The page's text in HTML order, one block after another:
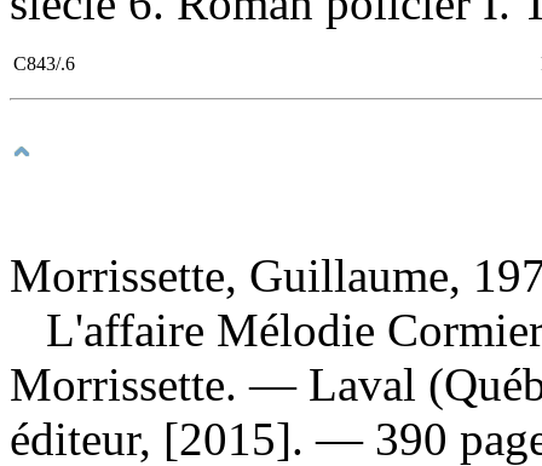
C843/.6
Morrissette, Guillaume,
L'affaire Mélodie
Morrissette. — Laval
éditeur, [2015]. — 390